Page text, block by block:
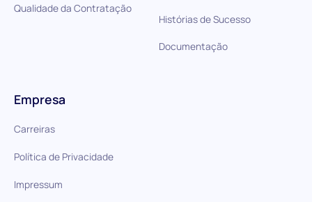
Qualidade da Contratação
Histórias de Sucesso
Documentação
Empresa
Carreiras
Política de Privacidade
Impressum